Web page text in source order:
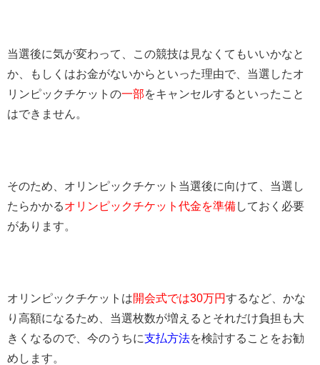
当選後に気が変わって、この競技は見なくてもいいかなと
か、もしくはお金がないからといった理由で、当選したオ
リンピックチケットの一部をキャンセルするといったこと
はできません。
そのため、オリンピックチケット当選後に向けて、当選し
たらかかるオリンピックチケット代金を準備しておく必要
があります。
オリンピックチケットは開会式では30万円するなど、かな
り高額になるため、当選枚数が増えるとそれだけ負担も大
きくなるので、今のうちに支払方法を検討することをお勧
めします。